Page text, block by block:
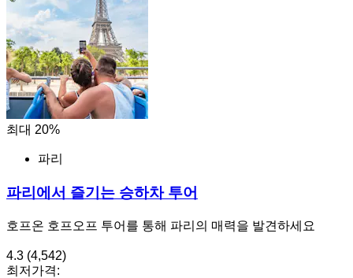
최대 20%
파리
파리에서 즐기는 승하차 투어
호프온 호프오프 투어를 통해 파리의 매력을 발견하세요
4.3 (4,542)
최저가격: